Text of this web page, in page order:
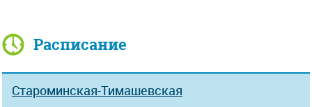
Расписание
Староминская-Тимашевская